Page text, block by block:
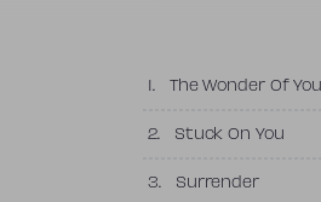
1. The Wonder Of You
2. Stuck On You
3. Surrender